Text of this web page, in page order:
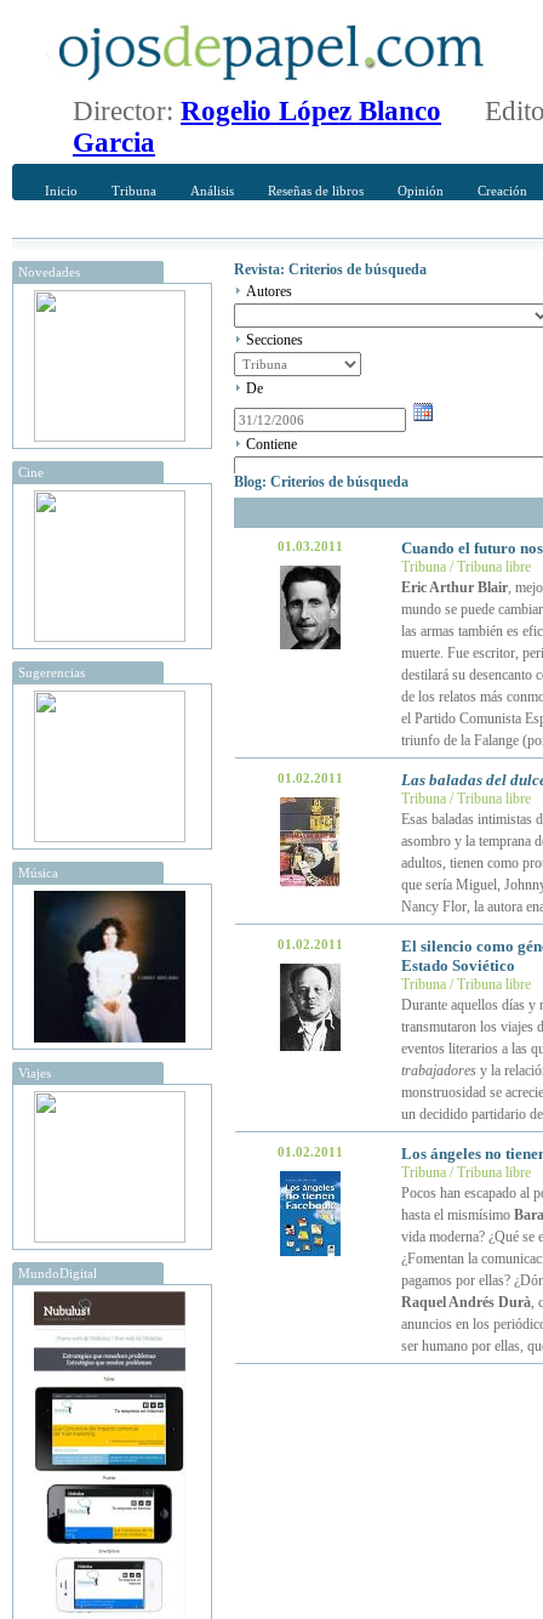
Director: Rogelio López Blanco
Garcia
Inicio Tribuna Análisis Reseñas de libros Opinión Creación
Novedades
Cine
Sugerencias
Música
Viajes
MundoDigital
Revista: Criterios de búsqueda
Autores
Secciones
De
Contiene
Blog: Criterios de búsqueda
01.03.2011 Cuando el futuro
Tribuna / Tribuna libre
Eric Arthur Blair,
mundo se puede
las armas también es
muerte. Fue escritor,
destilará su desencanto
de los relatos más
el Partido Comunista
triunfo de la Falange
01.02.2011 Las baladas del
Tribuna / Tribuna libre
Esas baladas intimistas
asombro y la temprana
adultos, tienen como
que sería Miguel,
Nancy Flor, la autora
01.02.2011
El silencio como
Estado Soviético
Tribuna / Tribuna libre
Durante aquellos días y
transmutaron los viajes
eventos literarios a las
trabajadoresy la
monstruosidad se
un decidido partidario
01.02.2011 Los ángeles no
Tribuna / Tribuna libre
Pocos han escapado al
hasta el mismísimo
vida moderna? ¿Qué se
¿Fomentan la
pagamos por ellas?
Raquel Andrés Durà,
anuncios en los
ser humano por ellas,